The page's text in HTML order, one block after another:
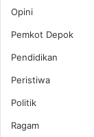
Opini
Pemkot Depok
Pendidikan
Peristiwa
Politik
Ragam